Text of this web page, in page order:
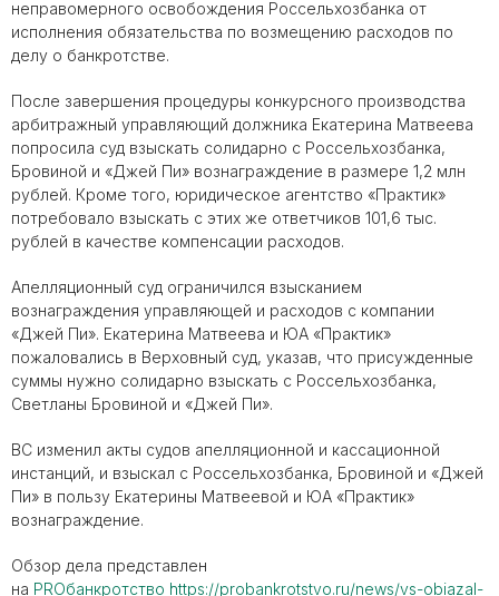
неправомерного освобождения Россельхозбанка от
исполнения обязательства по возмещению расходов по
делу о банкротстве.
После завершения процедуры конкурсного производства
арбитражный управляющий должника Екатерина Матвеева
попросила суд взыскать солидарно с Россельхозбанка,
Бровиной и «Джей Пи» вознаграждение в размере 1,2 млн
рублей. Кроме того, юридическое агентство «Практик»
потребовало взыскать с этих же ответчиков 101,6 тыс.
рублей в качестве компенсации расходов.
Апелляционный суд ограничился взысканием
вознаграждения управляющей и расходов с компании
«Джей Пи». Екатерина Матвеева и ЮА «Практик»
пожаловались в Верховный суд, указав, что присужденные
суммы нужно солидарно взыскать с Россельхозбанка,
Светланы Бровиной и «Джей Пи».
ВС изменил акты судов апелляционной и кассационной
инстанций, и взыскал с Россельхозбанка, Бровиной и «Джей
Пи» в пользу Екатерины Матвеевой и ЮА «Практик»
вознаграждение.
Обзор дела представлен
на PROбанкротство https://probankrotstvo.ru/news/vs-obiazal-